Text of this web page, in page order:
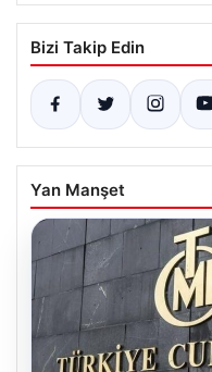
Bizi Takip Edin
Yan Manşet